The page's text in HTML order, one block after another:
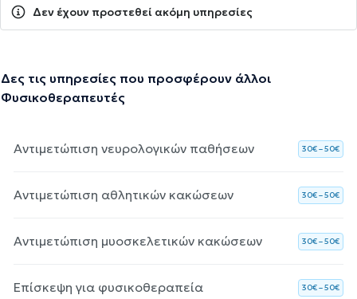
Δεν έχουν προστεθεί ακόμη υπηρεσίες
Δες τις υπηρεσίες που προσφέρουν άλλοι
Φυσικοθεραπευτές
Αντιμετώπιση νευρολογικών παθήσεων 30€ – 50€
Αντιμετώπιση αθλητικών κακώσεων 30€ – 50€
Αντιμετώπιση μυοσκελετικών κακώσεων 30€ – 50€
Επίσκεψη για φυσικοθεραπεία 30€ – 50€